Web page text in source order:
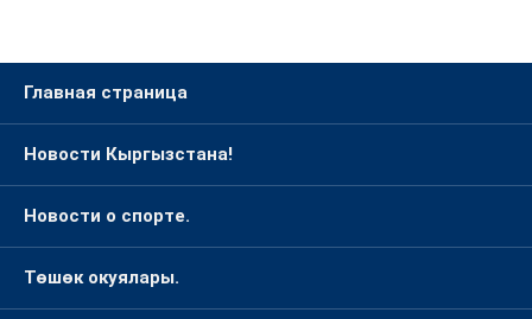
Главная страница
Новости Кыргызстана!
Новости о спорте.
Төшөк окуялары.